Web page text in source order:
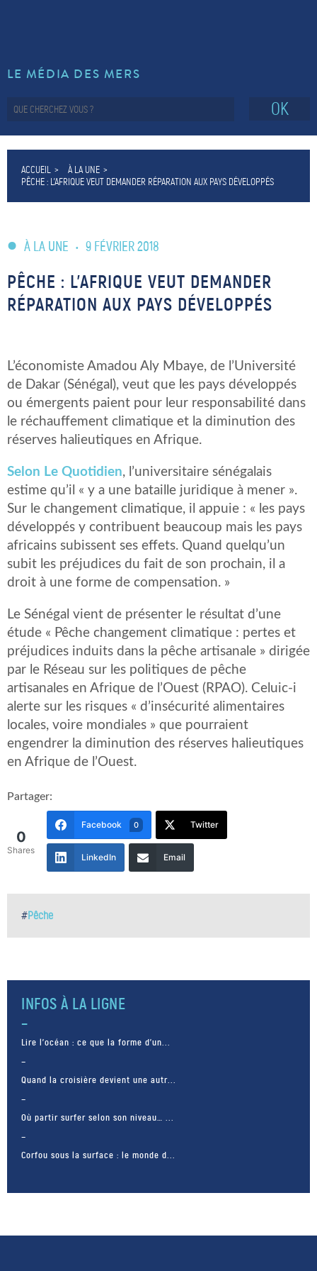
LE MÉDIA DES MERS
OK
ACCUEIL
À LA UNE
PÊCHE : L’AFRIQUE VEUT DEMANDER RÉPARATION AUX PAYS DÉVELOPPÉS
À LA UNE • 9 FÉVRIER 2018
PÊCHE : L’AFRIQUE VEUT DEMANDER
RÉPARATION AUX PAYS DÉVELOPPÉS
L’économiste Amadou Aly Mbaye, de l’Université
de Dakar (Sénégal), veut que les pays développés
ou émergents paient pour leur responsabilité dans
le réchauffement climatique et la diminution des
réserves halieutiques en Afrique.
Selon Le Quotidien, l’universitaire sénégalais
estime qu’il « y a une bataille juridique à mener ».
Sur le changement climatique, il appuie : « les pays
développés y contribuent beaucoup mais les pays
africains subissent ses effets. Quand quelqu’un
subit les préjudices du fait de son prochain, il a
droit à une forme de compensation. »
Le Sénégal vient de présenter le résultat d’une
étude « Pêche changement climatique : pertes et
préjudices induits dans la pêche artisanale » dirigée
par le Réseau sur les politiques de pêche
artisanales en Afrique de l’Ouest (RPAO). Celuic-i
alerte sur les risques « d’insécurité alimentaires
locales, voire mondiales » que pourraient
engendrer la diminution des réserves halieutiques
en Afrique de l’Ouest.
Partager:
0
Shares
Facebook 0 Twitter
LinkedIn Email
#Pêche
INFOS À LA LIGNE
Lire l’océan : ce que la forme d’un...
Quand la croisière devient une autr...
Où partir surfer selon son niveau… ...
Corfou sous la surface : le monde d...